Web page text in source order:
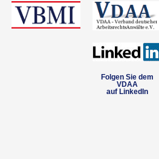
Folgen Sie dem
VDAA
auf LinkedIn